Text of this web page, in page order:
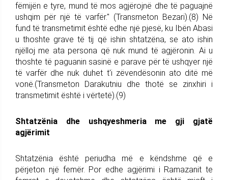
fëmijën e tyre, mund të mos agjërojnë dhe të paguajnë
ushqim për një të varfër." (Transmeton Bezari).(8) Në
fund të transmetimit është edhe një pjesë, ku Ibën Abasi
u thoshte grave të tij që ishin shtatzëna, se ato ishin
njëlloj me ata persona që nuk mund të agjëronin. Ai u
thoshte të paguanin sasinë e parave për të ushqyer një
të varfër dhe nuk duhet t'i zëvendësonin ato ditë më
vonë.(Transmeton Darakutniu dhe thotë se zinxhiri i
transmetimit është i vërtetë).(9)
Shtatzënia dhe ushqyeshmeria me gji gjatë
agjërimit
Shtatzënia është periudha më e këndshme që e
përjeton një femër. Por edhe agjërimi i Ramazanit te